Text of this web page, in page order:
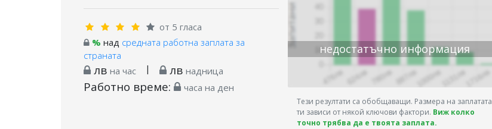
от 5 гласа
% над средната работна заплата за
страната
лв на час | лв надница
Работно време: часа на ден
недостатъчно информация
Тези резултати са обобщаващи. Размера на заплатата
ти зависи от някой ключови фактори. Виж колко
точно трябва да е твоята заплата.